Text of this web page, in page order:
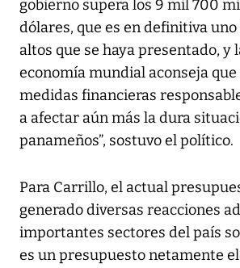
gobierno supera los 9 mil 700
dólares, que es en definitiva uno
altos que se haya presentado, y
economía mundial aconseja
medidas financieras
a afectar aún más la dura
panameños”, sostuvo el político.
Para Carrillo, el actual
generado diversas reacciones
importantes sectores del país
es un presupuesto netamente